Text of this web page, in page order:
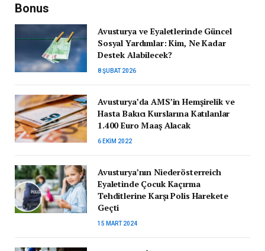
Bonus
Avusturya ve Eyaletlerinde Güncel
Sosyal Yardımlar: Kim, Ne Kadar
Destek Alabilecek?
8 ŞUBAT 2026
Avusturya’da AMS’in Hemşirelik ve
Hasta Bakıcı Kurslarına Katılanlar
1.400 Euro Maaş Alacak
6 EKIM 2022
Avusturya’nın Niederösterreich
Eyaletinde Çocuk Kaçırma
Tehditlerine Karşı Polis Harekete
Geçti
15 MART 2024